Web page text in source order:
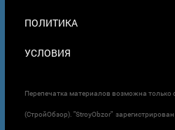
ПОЛИТИКА
УСЛОВИЯ
Перепечатка материалов возможна только
(СтройОбзор). "StroyObzor"